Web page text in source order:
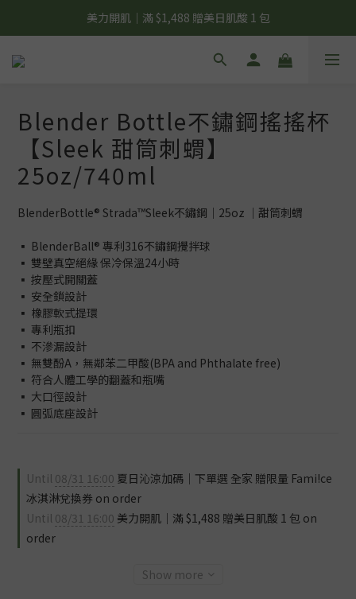
夏日輕補給｜500g 植物蛋白最低 $373 起
美力開肌｜滿 $1,488 贈美日肌酸 1 包
夏日輕補給｜500g 植物蛋白最低 $373 起
Blender Bottle不鏽鋼搖搖杯
【Sleek 甜筒刺蝟】
25oz/740ml
BlenderBottle® Strada™Sleek不鏽鋼｜25oz ｜甜筒刺蝟
▪️ BlenderBall® 專利316不鏽鋼攪拌球
▪️ 雙壁真空絕緣 保冷保溫24小時
▪️ 按壓式開關蓋
▪️ 安全鎖設計
▪️ 橡膠軟式提環
▪️ 專利瓶扣
▪️ 不滲漏設計
▪️ 無雙酚A，無鄰苯二甲酸(BPA and Phthalate free)
▪️ 符合人體工學的翻蓋和瓶嘴
▪️ 大口徑設計
▪️ 圓弧底座設計
Until 08/31 16:00 夏日沁涼加碼｜下單選 全家 贈限量 Fami!ce
冰淇淋兌換券 on order
Until 08/31 16:00 美力開肌｜滿 $1,488 贈美日肌酸 1 包 on
order
Show more